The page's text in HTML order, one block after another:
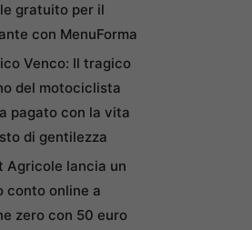
gratuito per il
con MenuForma
Venco: Il tragico
del motociclista
pagato con la vita
di gentilezza
Agricole lancia un
conto online a
zero con 50 euro